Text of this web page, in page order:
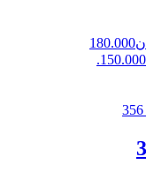
قیمت اصلی: تومان180.000